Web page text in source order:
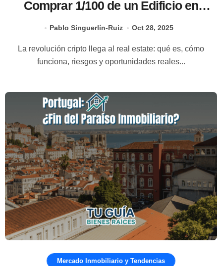
Comprar 1/100 de un Edificio en
Blockchain
Pablo Singuerlín-Ruiz Oct 28, 2025
La revolución cripto llega al real estate: qué es, cómo
funciona, riesgos y oportunidades reales...
Mercado Inmobiliario y Tendencias